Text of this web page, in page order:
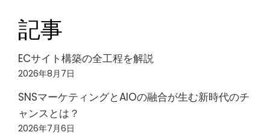
の
ペ
ー
ジ
記事
ECサイト構築の全工程を解説
2026年8月7日
SNSマーケティングとAIOの融合が生む新時代のチ
ャンスとは？
2026年7月6日